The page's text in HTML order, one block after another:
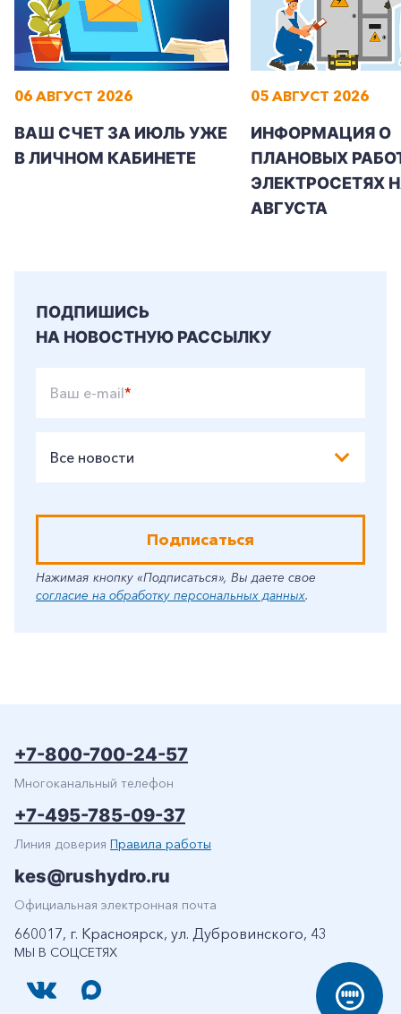
+7-800-700-24-57
Заказать обратный звонок
Частным клиентам
Корпоративным клиентам
06 АВГУСТ 2026
ВАШ СЧЕТ ЗА ИЮЛЬ УЖЕ
В ЛИЧНОМ КАБИНЕТЕ
05 АВГУСТ 2026
ИНФОРМАЦИЯ О
ПЛАНОВЫХ
ЭЛЕКТРОСЕТЯХ
АВГУСТА
ПОДПИШИСЬ
НА НОВОСТНУЮ РАССЫЛКУ
Ваш e-mail*
Все новости
Подписаться
Нажимая кнопку «Подписаться», Вы даете свое
согласие на обработку персональных данных.
МЫ В СОЦСЕТЯХ
+7-800-700-24-57
Многоканальный телефон
+7-495-785-09-37
Линия доверия Правила работы
kes@rushydro.ru
Официальная электронная почта
660017, г. Красноярск, ул. Дубровинского, 43